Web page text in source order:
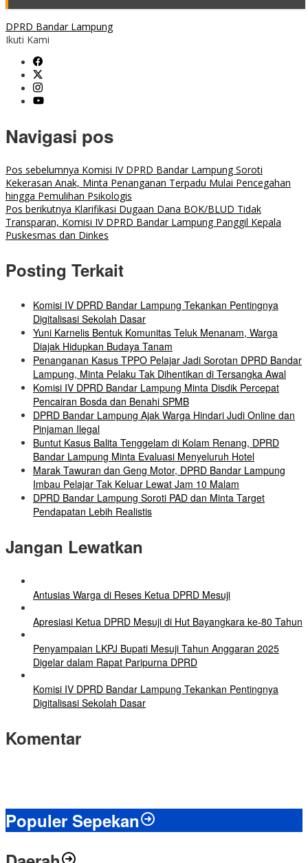
DPRD Bandar Lampung
Ikuti Kami
Navigasi pos
Pos sebelumnya Komisi IV DPRD Bandar Lampung Soroti
Kekerasan Anak, Minta Penanganan Terpadu Mulai Pencegahan
hingga Pemulihan Psikologis
Pos berikutnya Klarifikasi Dugaan Dana BOK/BLUD Tidak
Transparan, Komisi IV DPRD Bandar Lampung Panggil Kepala
Puskesmas dan Dinkes
Posting Terkait
Komisi IV DPRD Bandar Lampung Tekankan Pentingnya
Digitalisasi Sekolah Dasar
Yuni Karnelis Bentuk Komunitas Teluk Menanam, Warga
Diajak Hidupkan Budaya Tanam
Penanganan Kasus TPPO Pelajar Jadi Sorotan DPRD Bandar
Lampung, Minta Pelaku Tak Dihentikan di Tersangka Awal
Komisi IV DPRD Bandar Lampung Minta Disdik Percepat
Pencairan Bosda dan Benahi SPMB
DPRD Bandar Lampung Ajak Warga Hindari Judi Online dan
Pinjaman Ilegal
Buntut Kasus Balita Tenggelam di Kolam Renang, DPRD
Bandar Lampung Minta Evaluasi Menyeluruh Hotel
Marak Tawuran dan Geng Motor, DPRD Bandar Lampung
Imbau Pelajar Tak Keluar Lewat Jam 10 Malam
DPRD Bandar Lampung Soroti PAD dan Minta Target
Pendapatan Lebih Realistis
Jangan Lewatkan
Antusias Warga di Reses Ketua DPRD Mesuji
Apresiasi Ketua DPRD Mesuji di Hut Bayangkara ke-80 Tahun
Penyampaian LKPJ Bupati Mesuji Tahun Anggaran 2025
Digelar dalam Rapat Paripurna DPRD
Komisi IV DPRD Bandar Lampung Tekankan Pentingnya
Digitalisasi Sekolah Dasar
Komentar
Populer Sepekan